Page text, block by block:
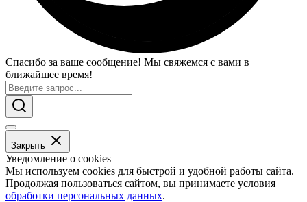
Спасибо за ваше сообщение! Мы свяжемся с вами в
ближайшее время!
Закрыть
Уведомление о cookies
Мы используем cookies для быстрой и удобной работы сайта.
Продолжая пользоваться сайтом, вы принимаете условия
обработки персональных данных.